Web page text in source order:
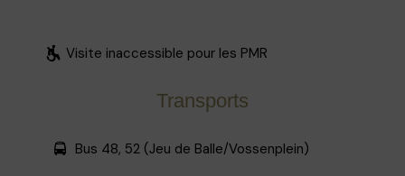
Visite inaccessible pour les PMR
Transports
Bus 48, 52 (Jeu de Balle/Vossenplein)